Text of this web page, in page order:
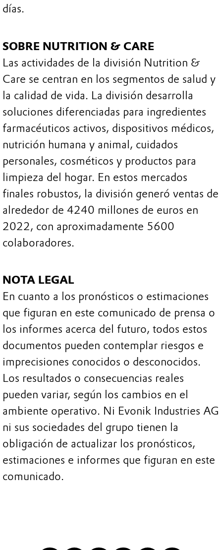
días.
SOBRE NUTRITION & CARE
Las actividades de la división Nutrition &
Care se centran en los segmentos de salud y
la calidad de vida. La división desarrolla
soluciones diferenciadas para ingredientes
farmacéuticos activos, dispositivos médicos,
nutrición humana y animal, cuidados
personales, cosméticos y productos para
limpieza del hogar. En estos mercados
finales robustos, la división generó ventas de
alrededor de 4240 millones de euros en
2022, con aproximadamente 5600
colaboradores.
NOTA LEGAL
En cuanto a los pronósticos o estimaciones
que figuran en este comunicado de prensa o
los informes acerca del futuro, todos estos
documentos pueden contemplar riesgos e
imprecisiones conocidos o desconocidos.
Los resultados o consecuencias reales
pueden variar, según los cambios en el
ambiente operativo. Ni Evonik Industries AG
ni sus sociedades del grupo tienen la
obligación de actualizar los pronósticos,
estimaciones e informes que figuran en este
comunicado.